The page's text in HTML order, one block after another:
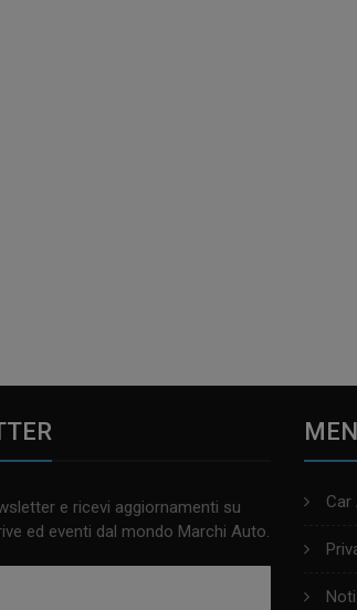
e ricevi aggiornamenti su
ed eventi dal mondo Marchi Auto.
Car